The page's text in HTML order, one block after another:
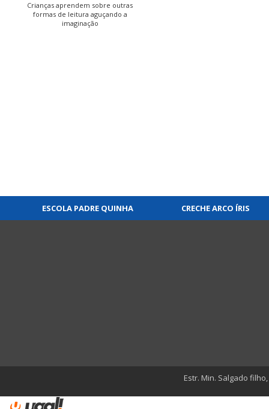
Crianças aprendem sobre outras
formas de leitura aguçando a
imaginação
ESCOLA PADRE QUINHA CRECHE ARCO ÍRIS
Estr. Min. Salgado